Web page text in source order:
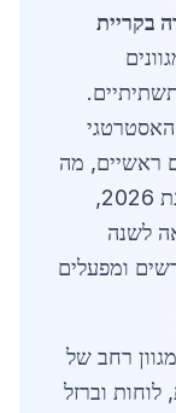
בקריית
ראשיים, מה
שמקל על אספקה מהירה ויעילה. בשנת 2026,
15% בהשוואה לשנה
ומפעלים
רחב של
לוחות וברזל